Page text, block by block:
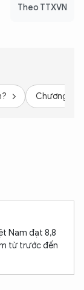
Theo TTXVN
Chương
Nam đạt 8,8
từ trước đến